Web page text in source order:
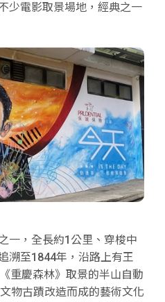
少電影取景場地，經典之一
一，全長約1公里、穿梭中
溯至1844年，沿路上有王
重慶森林》取景的半山自動
物古蹟改造而成的藝術文化